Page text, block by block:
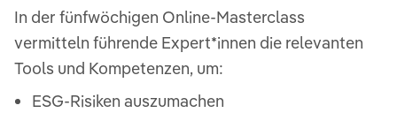
In der fünfwöchigen Online-Masterclass
vermitteln führende Expert*innen die relevanten
Tools und Kompetenzen, um:
ESG-Risiken auszumachen